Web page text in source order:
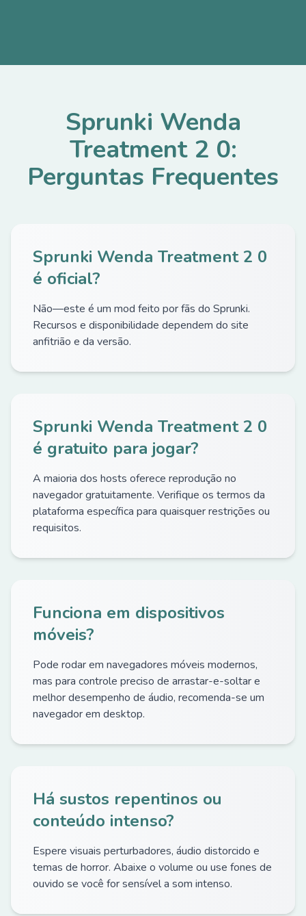
Sprunki Wenda
Treatment 2 0:
Perguntas Frequentes
Sprunki Wenda Treatment 2 0
é oficial?
Não—este é um mod feito por fãs do Sprunki.
Recursos e disponibilidade dependem do site
anfitrião e da versão.
Sprunki Wenda Treatment 2 0
é gratuito para jogar?
A maioria dos hosts oferece reprodução no
navegador gratuitamente. Verifique os termos da
plataforma específica para quaisquer restrições ou
requisitos.
Funciona em dispositivos
móveis?
Pode rodar em navegadores móveis modernos,
mas para controle preciso de arrastar-e-soltar e
melhor desempenho de áudio, recomenda-se um
navegador em desktop.
Há sustos repentinos ou
conteúdo intenso?
Espere visuais perturbadores, áudio distorcido e
temas de horror. Abaixe o volume ou use fones de
ouvido se você for sensível a som intenso.